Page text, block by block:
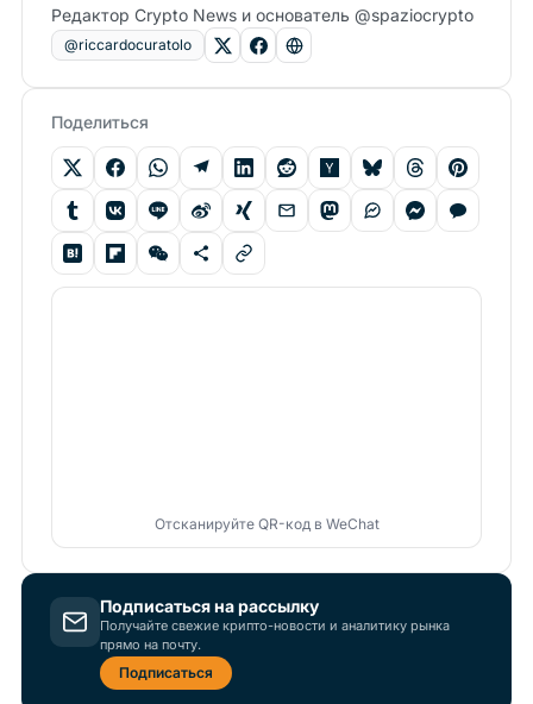
Редактор Crypto News и основатель @spaziocrypto
@riccardocuratolo
Поделиться
Отсканируйте QR-код в WeChat
Подписаться на рассылку
Получайте свежие крипто-новости и аналитику рынка
прямо на почту.
Подписаться